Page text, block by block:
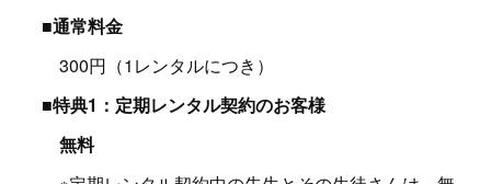
■通常料金
300円（1レンタルにつき）
■特典1：定期レンタル契約のお客様
無料